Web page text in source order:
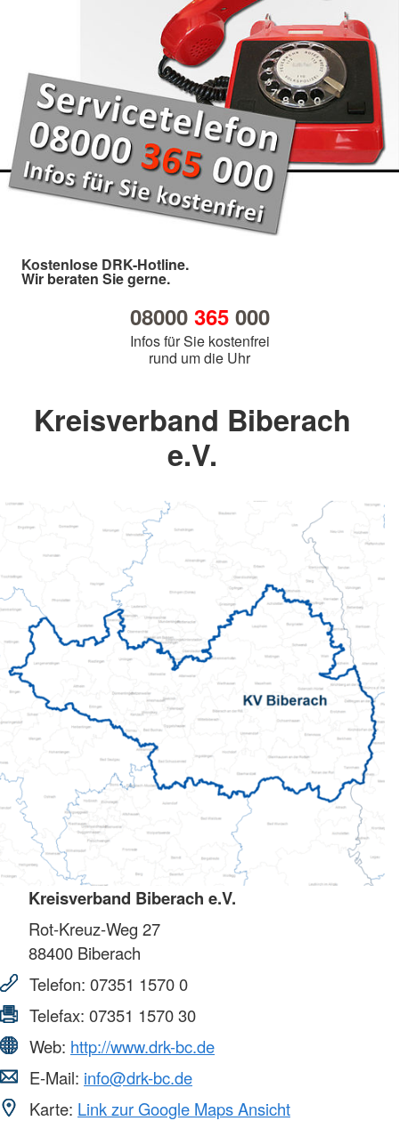
Kostenlose DRK-Hotline.
Wir beraten Sie gerne.
08000 365000
Infos für Sie kostenfrei
rund um die Uhr
Kreisverband Biberach
e.V.
Kreisverband Biberach e.V.
Rot-Kreuz-Weg 27
88400 Biberach
Telefon: 07351 1570 0
Telefax: 07351 1570 30
Web: http://www.drk-bc.de
E-Mail: info@drk-bc.de
Karte: Link zur Google Maps Ansicht